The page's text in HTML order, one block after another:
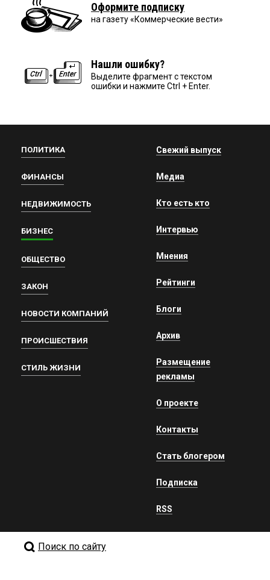
Оформите подписку
на газету «Коммерческие вести»
Нашли ошибку?
Выделите фрагмент с текстом
ошибки и нажмите Ctrl + Enter.
ПОЛИТИКА
ФИНАНСЫ
НЕДВИЖИМОСТЬ
БИЗНЕС
ОБЩЕСТВО
ЗАКОН
НОВОСТИ КОМПАНИЙ
ПРОИСШЕСТВИЯ
СТИЛЬ ЖИЗНИ
Свежий выпуск
Медиа
Кто есть кто
Интервью
Мнения
Рейтинги
Блоги
Архив
Размещение
рекламы
О проекте
Контакты
Стать блогером
Подписка
RSS
Поиск по сайту